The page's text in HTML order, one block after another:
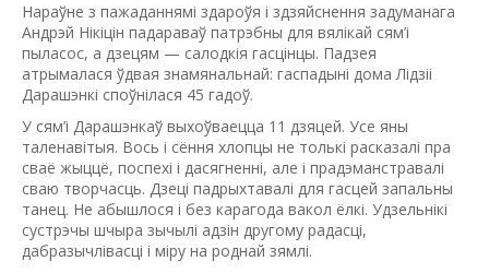
Нараўне з пажаданнямі здароўя і здзяйснення задуманага
Андрэй Нікіцін падараваў патрэбны для вялікай сям’і
пыласос, а дзецям — салодкія гасцінцы. Падзея
атрымалася ўдвая знамянальнай: гаспадыні дома Лідзіі
Дарашэнкі споўнілася 45 гадоў.
У сям’і Дарашэнкаў выхоўваецца 11 дзяцей. Усе яны
таленавітыя. Вось і сёння хлопцы не толькі расказалі пра
сваё жыццё, поспехі і дасягненні, але і прадэманстравалі
сваю творчасць. Дзеці падрыхтавалі для гасцей запальны
танец. Не абышлося і без карагода вакол ёлкі. Удзельнікі
сустрэчы шчыра зычылі адзін другому радасці,
дабразычлівасці і міру на роднай зямлі.